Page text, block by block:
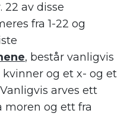
22 av disse
fra 1-22 og
, består vanligvis
og et x- og et
arves ett
moren og ett fra